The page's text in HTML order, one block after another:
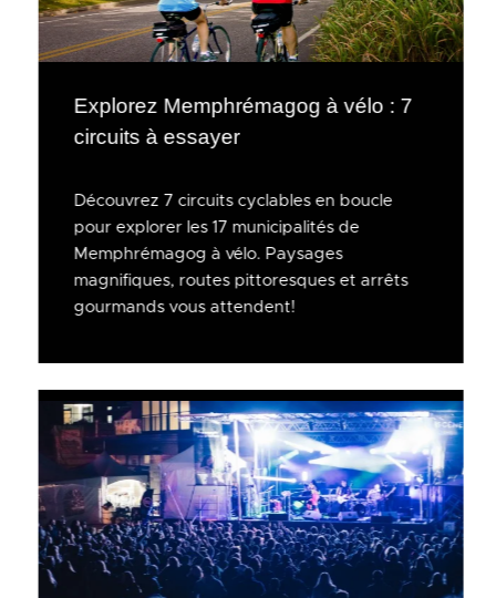
Explorez Memphrémagog à vélo : 7
circuits à essayer
Découvrez 7 circuits cyclables en boucle
pour explorer les 17 municipalités de
Memphrémagog à vélo. Paysages
magnifiques, routes pittoresques et arrêts
gourmands vous attendent!